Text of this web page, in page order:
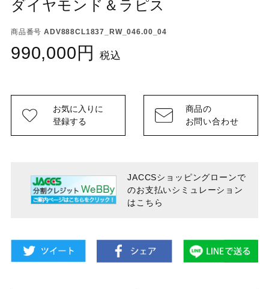
ダイヤモンド＆ラピス
商品番号 ADV888CL1837_RW_046.00_04
990,000 税込
お気に入りに
登録する
商品の
お問い合わせ
JACCSショッピングローンで
のお支払いシミュレーション
はこちら